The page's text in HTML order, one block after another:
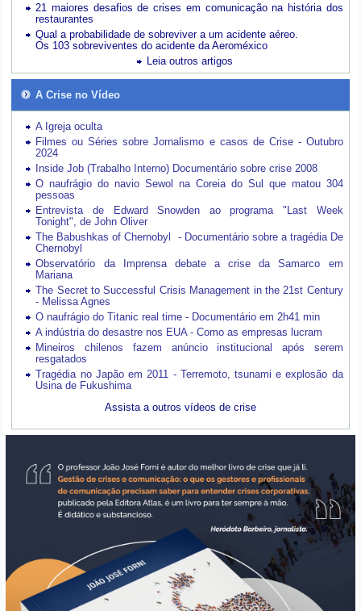
21 maiores desafios de crises em comunicação na história dos
restaurantes
Qual a probabilidade de sobreviver a um acidente aéreo.
Os 103 sobreviventes do acidente da Aeroméxico
Leia outros artigos
A Crise no Vídeo
A Igreja oculta
Filmes ou Séries sobre Jornalismo e casos de Crise - Outubro
2024
Inside Job (Trabalho Interno) Documentário sobre crise 2008
O naufrágio do navio Sewol na Coreia do Sul que matou 304
pessoas
Entrevista de Edward Snowden ao programa "Last Week
Tonight", de John Oliver
The Babushkas of Chernobyl - Documentário sobre a tragédia De
Chernobyl
Observatório da Imprensa debate a crise da Samarco em
Mariana
The Secret to Successful Crisis Management in the 21st Century
- Melissa Agnes
O naufrágio do Titanic real time - Documentário em 2h41 min
A indústria do desastre nos EUA - Como as empresas lucram
Mineiros chilenos fazem anúncio institucional após serem
resgatados
Tragédia no Japão em 2011 - Terremoto, tsunami e explosão da
Usina de Fukushima
Assista a outros vídeos de crise